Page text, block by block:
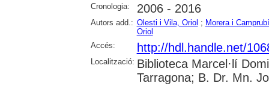
Cronologia: 2006 - 2016
Autors add.: Olesti i Vila, Oriol ; Morera i
Oriol
Accés:
http://hdl.handle.net/
Localització: Biblioteca Marcel·lí
Tarragona; B. Dr. Mn.